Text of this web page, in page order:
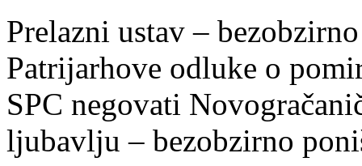
Prelazni ustav –
Patrijarhove odluke o
SPC negovati
ljubavlju – bezobzirno